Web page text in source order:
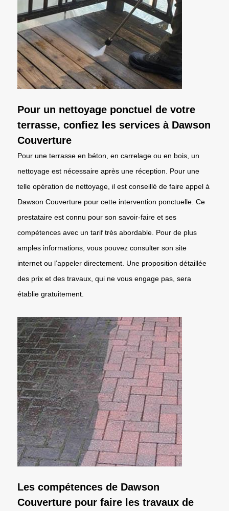
Pour un nettoyage ponctuel de votre
terrasse, confiez les services à Dawson
Couverture
Pour une terrasse en béton, en carrelage ou en bois, un
nettoyage est nécessaire après une réception. Pour une
telle opération de nettoyage, il est conseillé de faire appel à
Dawson Couverture pour cette intervention ponctuelle. Ce
prestataire est connu pour son savoir-faire et ses
compétences avec un tarif très abordable. Pour de plus
amples informations, vous pouvez consulter son site
internet ou l’appeler directement. Une proposition détaillée
des prix et des travaux, qui ne vous engage pas, sera
établie gratuitement.
Les compétences de Dawson
Couverture pour faire les travaux de